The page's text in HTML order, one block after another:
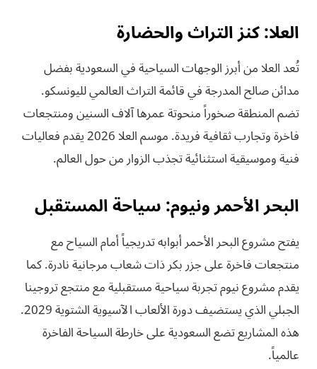
العلا: كنز التراث والحضارة
تُعد العلا من أبرز الوجهات السياحية في السعودية بفضل
مدائن صالح المدرجة في قائمة التراث العالمي لليونسكو.
تضم المنطقة صخوراً منحوتة عمرها آلاف السنين ومنتجعات
فاخرة وتجارب ثقافية فريدة. موسم العلا 2026 يقدم فعاليات
فنية وموسيقية استثنائية تجذب الزوار من حول العالم.
البحر الأحمر ونيوم: سياحة المستقبل
يفتح مشروع البحر الأحمر أبوابه تدريجياً أمام السياح مع
منتجعات فاخرة على جزر بكر ذات شعاب مرجانية نادرة. كما
يقدم مشروع نيوم تجربة سياحية مستقبلية مع منتجع تروجينا
الجبلي الذي يستضيف دورة الألعاب الآسيوية الشتوية 2029.
هذه المشاريع تضع السعودية على خارطة السياحة الفاخرة
عالمياً.